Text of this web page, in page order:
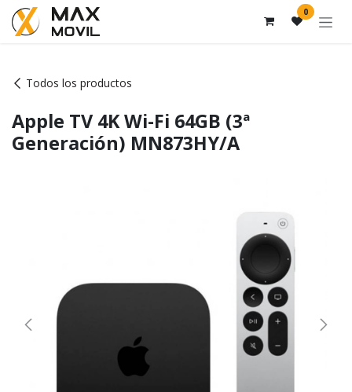
Ir al contenido 0
Todos los productos
Apple TV 4K Wi-Fi 64GB (3ª
Generación) MN873HY/A